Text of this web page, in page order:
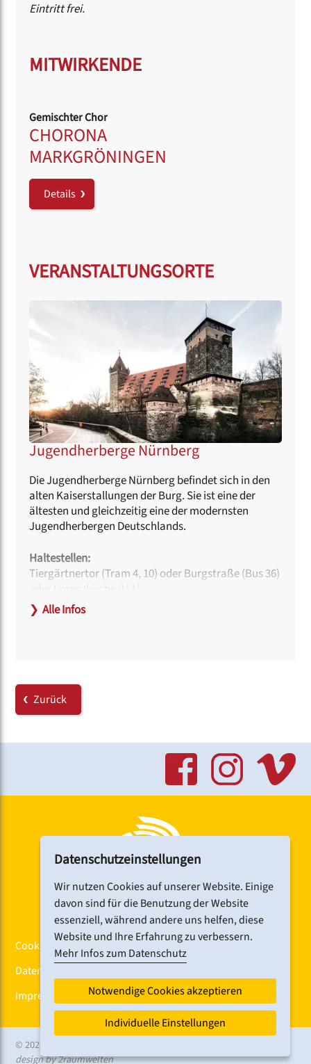
Eintritt frei.
MITWIRKENDE
Gemischter Chor
CHORONA
MARKGRÖNINGEN
Details
VERANSTALTUNGSORTE
Jugendherberge Nürnberg
Die Jugendherberge Nürnberg befindet sich in den
alten Kaiserstallungen der Burg. Sie ist eine der
ältesten und gleichzeitig eine der modernsten
Jugendherbergen Deutschlands.
Haltestellen:
Tiergärtnertor (Tram 4, 10) oder Burgstraße (Bus 36)
oder Lorenzkirche (U 1)
Hinweise zur Barrierefreiheit:
zur Jugendherberge zu überwinden.
Im Haus gibt es drei barrierefrei konzipierte WCs.
www.jugendherberge.de/jugendherbergen/nuernbe
❯ Alle Infos
Zurück
Cookiebanner
Datenschutz
Impressum
© 2026 CHORFEST
design by 2raumwelten
Datenschutzeinstellungen
Wir nutzen Cookies auf unserer Website. Einige
davon sind für die Benutzung der Website
essenziell, während andere uns helfen, diese
Website und Ihre Erfahrung zu verbessern.
Mehr Infos zum Datenschutz
Notwendige Cookies akzeptieren
Individuelle Einstellungen